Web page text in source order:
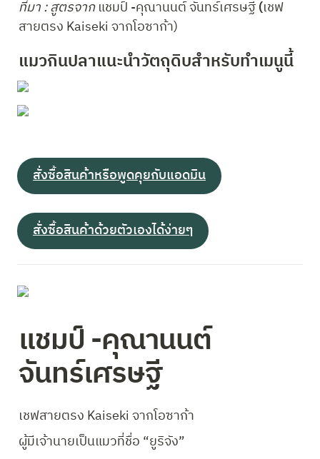
ที่มา : สูตรจาก แชมป์ -คุณานนต์ จันทร์เศรษฐี (เชฟ
สายตรง Kaiseki จากโอซาก้า)
แมวกินปลาแนะนำวัตถุดิบสำหรับทำเมนูนี้
สั่งซื้อสินค้าหรือพูดคุยกับแอดมิน
สั่งซื้อสินค้าด้วยตัวเองได้ง่ายๆ
แชมป์ -คุณานนต์
จันทร์เศรษฐี
เชฟสายตรง Kaiseki จากโอซาก้า
ผู้มีเจ้านายเป็นแมวที่ชื่อ “ยูริจัง”